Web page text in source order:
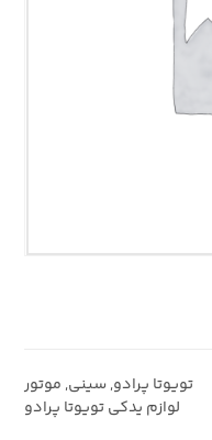
تویوتا پرادو,سینی, موتور
لوازم یدکی تویوتا پرادو